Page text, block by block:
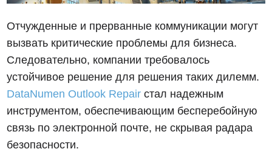
Отчужденные и прерванные коммуникации могут
вызвать критические проблемы для бизнеса.
Следовательно, компании требовалось
устойчивое решение для решения таких дилемм.
DataNumen Outlook Repair стал надежным
инструментом, обеспечивающим бесперебойную
связь по электронной почте, не скрывая радара
безопасности.